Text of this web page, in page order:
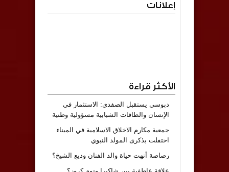
إعلانات
الأكثر قراءة
دبوسي يستقبل الصفدي: الاستثمار في
الإنسان والطاقات الشبابية مسؤولية وطنية
جمعية مكارم الاخلاق الاسلامية في الميناء
احتفلت بذكرى المولد النبوي
رصاصة أنهت حياة والد الفنان وديع الشيخ؟